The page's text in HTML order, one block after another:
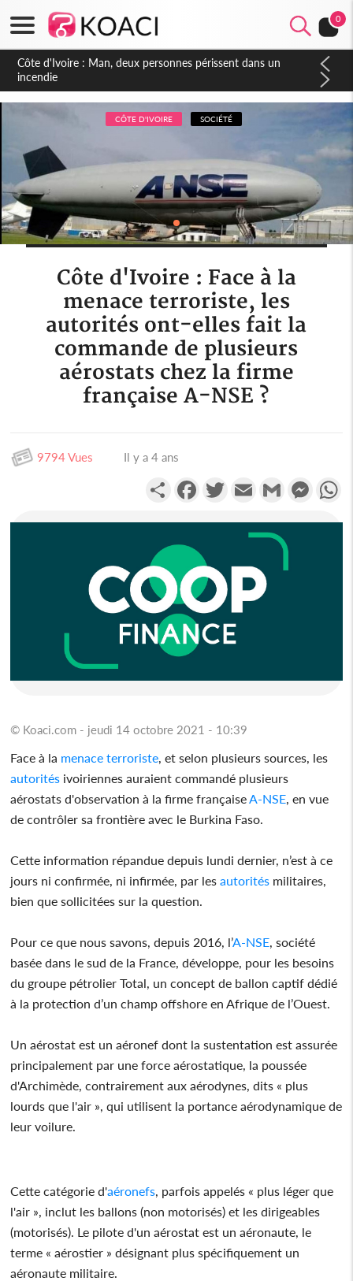
0
Côte d'Ivoire : Séileu, la célébration de la fête nationale
transformée en vaste campagne contre les produits
dépigmentants dangereux
CÔTE D'IVOIRE SOCIÉTÉ
Côte d'Ivoire : Face à la
menace terroriste, les
autorités ont-elles fait la
commande de plusieurs
aérostats chez la firme
française A-NSE ?
9794 Vues Il y a 4 ans
PartagerFacebookTwitterEmail Gmail
© Koaci.com - jeudi 14 octobre 2021 - 10:39
Face à la menace terroriste , et selon plusieurs sources, les
autorités ivoiriennes auraient commandé plusieurs
aérostats d'observation à la firme française A-NSE , en vue
de contrôler sa frontière avec le Burkina Faso.
Cette information répandue depuis lundi dernier, n’est à ce
jours ni confirmée, ni infirmée, par lesautorités militaires,
bien que sollicitées sur la question.
Pour ce que nous savons, depuis 2016, l’A-NSE , société
basée dans le sud de la France, développe, pour les besoins
du groupe pétrolier Total, un concept de ballon captif dédié
à la protection d’un champ offshore en Afrique de l’Ouest.
Un aérostat est un aéronef dont la sustentation est assurée
principalement par une force aérostatique, la poussée
d'Archimède, contrairement aux aérodynes, dits « plus
lourds que l'air », qui utilisent la portance aérodynamique de
leur voilure.
Cette catégorie d'aéronefs , parfois appelés « plus léger que
l'air », inclut les ballons (non motorisés) et les dirigeables
(motorisés). Le pilote d'un aérostat est un aéronaute, le
terme « aérostier » désignant plus spécifiquement un
aéronaute militaire.